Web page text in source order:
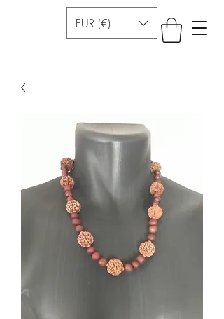
EUR (€)